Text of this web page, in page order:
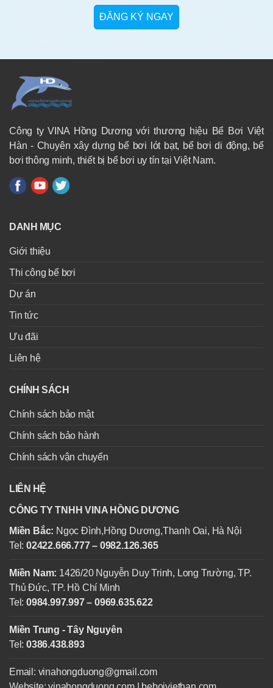
Công ty VINA Hồng Dương với thương hiệu Bể Bơi Việt
Hàn - Chuyên xây dựng bể bơi lót bạt, bể bơi di động, bể
bơi thông minh, thiết bị bể bơi uy tín tại Việt Nam.
DANH MỤC
Giới thiệu
Thi công bể bơi
Dự án
Tin tức
Ưu đãi
Liên hệ
CHÍNH SÁCH
Chính sách bảo mật
Chính sách bảo hành
Chính sách vận chuyển
LIÊN HỆ
CÔNG TY TNHH VINA HỒNG DƯƠNG
Miền Bắc: Ngọc Đình,Hồng Dương,Thanh Oai, Hà Nội
Tel: 02422.666.777 – 0982.126.365
Miền Nam: 1426/20 Nguyễn Duy Trinh, Long Trường, TP.
Thủ Đức, TP. Hồ Chí Minh
Tel: 0984.997.997 – 0969.635.622
Miền Trung - Tây Nguyên
Tel: 0386.438.893
Email: vinahongduong@gmail.com